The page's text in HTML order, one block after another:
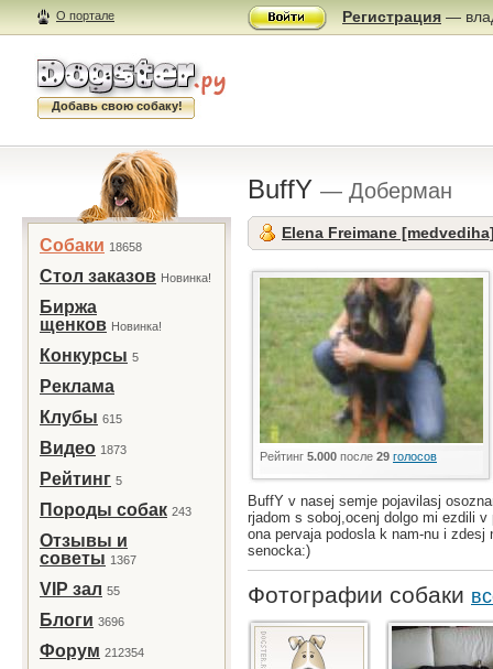
О портале Регистрация —
Добавь свою собаку!
Собаки 18658
Стол заказов Новинка!
Биржа
щенков Новинка!
Конкурсы 5
Реклама
Клубы 615
Видео 1873
Рейтинг 5
Породы собак 243
Отзывы и
советы 1367
VIP зал 55
Блоги 3696
Форум 212354
BuffY — Доберман
Elena Freimane
Рейтинг 5.000 после 29 голосов
BuffY v nasej semje pojavilasj
rjadom s soboj,ocenj dolgo mi ezdili
ona pervaja podosla k nam-nu i
senocka:)
Фотографии собаки